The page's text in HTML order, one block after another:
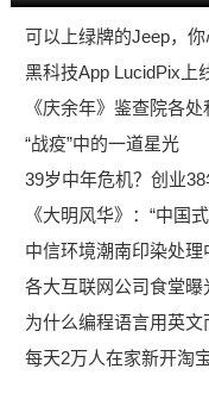
可以上绿牌的Jeep，你
黑科技App LucidPix上
《庆余年》鉴查院各
“战疫”中的一道星光
39岁中年危机？创业
《大明风华》：“中国
中信环境潮南印染处
各大互联网公司食堂
为什么编程语言用英
每天2万人在家新开淘